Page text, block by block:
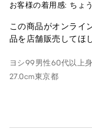
お客様の着用感: ちょ
この商品がオンライ
品を店舗販売してほ
ヨシ99 男性60代以上
27.0cm東京都